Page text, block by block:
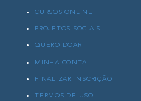
CURSOS ONLINE
PROJETOS SOCIAIS
QUERO DOAR
MINHA CONTA
FINALIZAR INSCRIÇÃO
TERMOS DE USO